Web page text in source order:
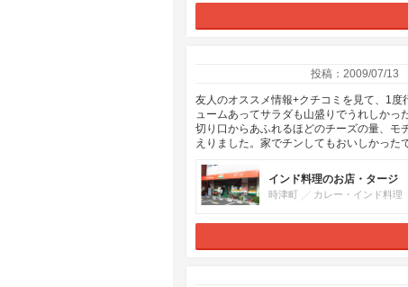
投稿：2009/07/13
友人のオススメ情報+クチコミを見て、1
ュームあってサラダも山盛りでうれしか
切り口からあふれるほどのチーズの量、モ
えりました。家でチンしてもおいしかった
インド料理のお店・タージ
時津町 カレー・インド料理